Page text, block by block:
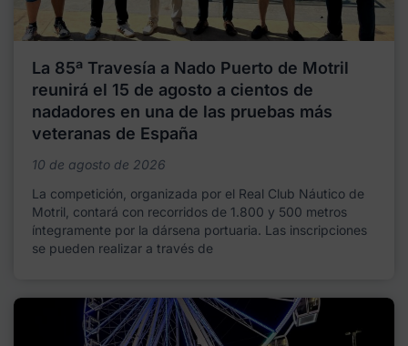
La 85ª Travesía a Nado Puerto de Motril
reunirá el 15 de agosto a cientos de
nadadores en una de las pruebas más
veteranas de España
10 de agosto de 2026
La competición, organizada por el Real Club Náutico de
Motril, contará con recorridos de 1.800 y 500 metros
íntegramente por la dársena portuaria. Las inscripciones
se pueden realizar a través de